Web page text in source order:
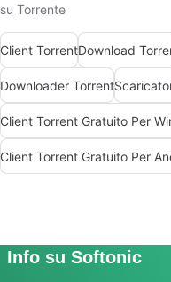
su Torrente
Client TorrentDownload
Downloader Torrent
Client Torrent Gratuito Per
Client Torrent Gratuito Per
Info su Softonic